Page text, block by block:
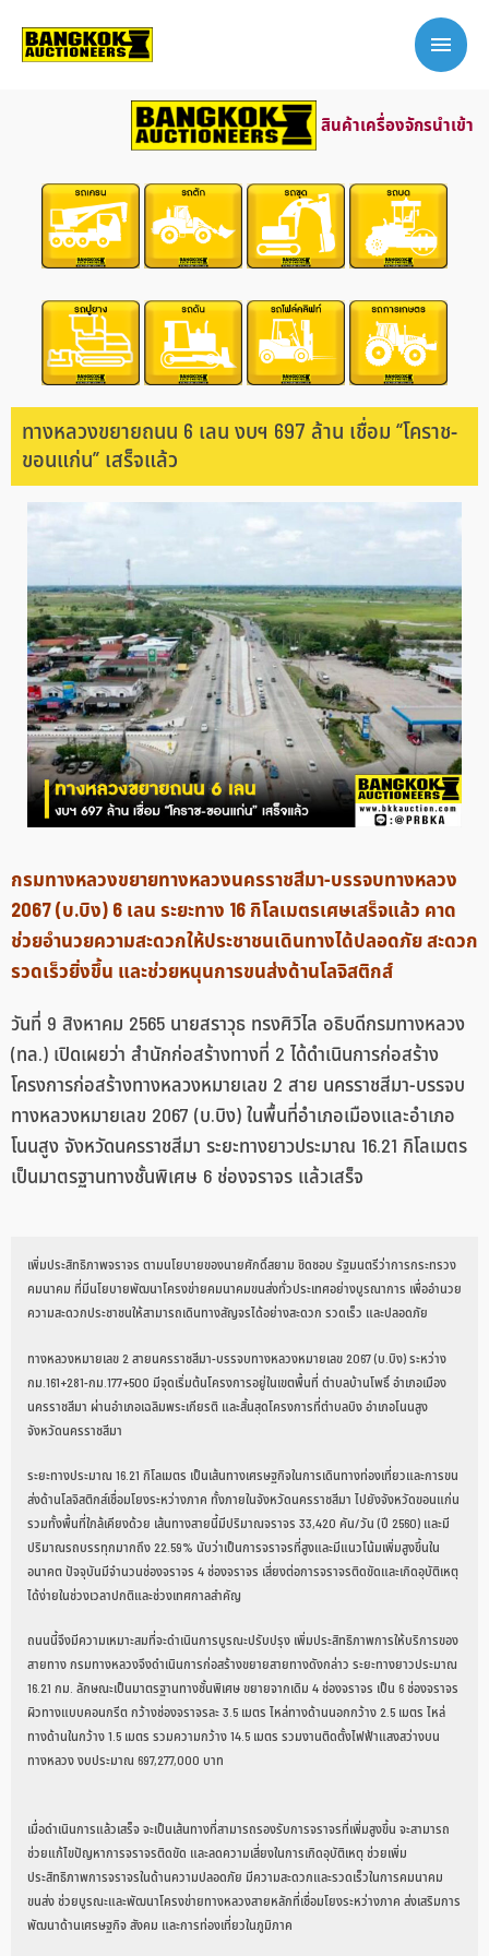
สินค้าเครื่องจักรนำเข้า
ทางหลวงขยายถนน 6 เลน งบฯ 697 ล้าน เชื่อม “โคราช-
ขอนแก่น” เสร็จแล้ว
กรมทางหลวงขยายทางหลวงนครราชสีมา-บรรจบทางหลวง
2067 (บ.บิง) 6 เลน ระยะทาง 16 กิโลเมตรเศษเสร็จแล้ว คาด
ช่วยอำนวยความสะดวกให้ประชาชนเดินทางได้ปลอดภัย สะดวก
รวดเร็วยิ่งขึ้น และช่วยหนุนการขนส่งด้านโลจิสติกส์
วันที่ 9 สิงหาคม 2565 นายสราวุธ ทรงศิวิไล อธิบดีกรมทางหลวง
(ทล.) เปิดเผยว่า สำนักก่อสร้างทางที่ 2 ได้ดำเนินการก่อสร้าง
โครงการก่อสร้างทางหลวงหมายเลข 2 สาย นครราชสีมา-บรรจบ
ทางหลวงหมายเลข 2067 (บ.บิง) ในพื้นที่อำเภอเมืองและอำเภอ
โนนสูง จังหวัดนครราชสีมา ระยะทางยาวประมาณ 16.21 กิโลเมตร
เป็นมาตรฐานทางชั้นพิเศษ 6 ช่องจราจร แล้วเสร็จ
เพิ่มประสิทธิภาพจราจร ตามนโยบายของนายศักดิ์สยาม ชิดชอบ รัฐมนตรีว่าการกระทรวง
คมนาคม ที่มีนโยบายพัฒนาโครงข่ายคมนาคมขนส่งทั่วประเทศอย่างบูรณาการ เพื่ออำนวย
ความสะดวกประชาชนให้สามารถเดินทางสัญจรได้อย่างสะดวก รวดเร็ว และปลอดภัย
ทางหลวงหมายเลข 2 สายนครราชสีมา-บรรจบทางหลวงหมายเลข 2067 (บ.บิง) ระหว่าง
กม.161+281-กม.177+500 มีจุดเริ่มต้นโครงการอยู่ในเขตพื้นที่ ตำบลบ้านโพธิ์ อำเภอเมือง
นครราชสีมา ผ่านอำเภอเฉลิมพระเกียรติ และสิ้นสุดโครงการที่ตำบลบิง อำเภอโนนสูง
จังหวัดนครราชสีมา
ระยะทางประมาณ 16.21 กิโลเมตร เป็นเส้นทางเศรษฐกิจในการเดินทางท่องเที่ยวและการขน
ส่งด้านโลจิสติกส์เชื่อมโยงระหว่างภาค ทั้งภายในจังหวัดนครราชสีมา ไปยังจังหวัดขอนแก่น
รวมทั้งพื้นที่ใกล้เคียงด้วย เส้นทางสายนี้มีปริมาณจราจร 33,420 คัน/วัน (ปี 2560) และมี
ปริมาณรถบรรทุกมากถึง 22.59% นับว่าเป็นการจราจรที่สูงและมีแนวโน้มเพิ่มสูงขึ้นใน
อนาคต ปัจจุบันมีจำนวนช่องจราจร 4 ช่องจราจร เสี่ยงต่อการจราจรติดขัดและเกิดอุบัติเหตุ
ได้ง่ายในช่วงเวลาปกติและช่วงเทศกาลสำคัญ
ถนนนี้จึงมีความเหมาะสมที่จะดำเนินการบูรณะปรับปรุง เพิ่มประสิทธิภาพการให้บริการของ
สายทาง กรมทางหลวงจึงดำเนินการก่อสร้างขยายสายทางดังกล่าว ระยะทางยาวประมาณ
16.21 กม. ลักษณะเป็นมาตรฐานทางชั้นพิเศษ ขยายจากเดิม 4 ช่องจราจร เป็น 6 ช่องจราจร
ผิวทางแบบคอนกรีต กว้างช่องจราจรละ 3.5 เมตร ไหล่ทางด้านนอกกว้าง 2.5 เมตร ไหล่
ทางด้านในกว้าง 1.5 เมตร รวมความกว้าง 14.5 เมตร รวมงานติดตั้งไฟฟ้าแสงสว่างบน
ทางหลวง งบประมาณ 697,277,000 บาท
เมื่อดำเนินการแล้วเสร็จ จะเป็นเส้นทางที่สามารถรองรับการจราจรที่เพิ่มสูงขึ้น จะสามารถ
ช่วยแก้ไขปัญหาการจราจรติดขัด และลดความเสี่ยงในการเกิดอุบัติเหตุ ช่วยเพิ่ม
ประสิทธิภาพการจราจรในด้านความปลอดภัย มีความสะดวกและรวดเร็วในการคมนาคม
ขนส่ง ช่วยบูรณะและพัฒนาโครงข่ายทางหลวงสายหลักที่เชื่อมโยงระหว่างภาค ส่งเสริมการ
พัฒนาด้านเศรษฐกิจ สังคม และการท่องเที่ยวในภูมิภาค